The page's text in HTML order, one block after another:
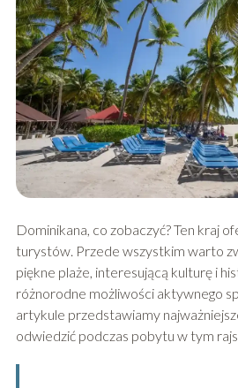
Dominikana, co zobaczyć? Ten kraj
turystów. Przede wszystkim warto
piękne plaże, interesującą kulturę i
różnorodne możliwości aktywnego
artykule przedstawiamy
odwiedzić podczas pobytu w tym